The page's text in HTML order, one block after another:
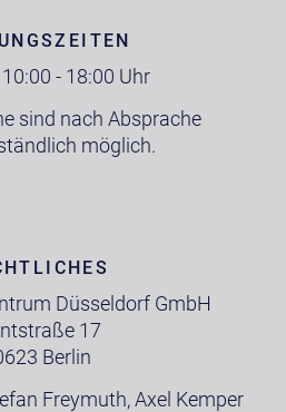
10:00 - 18:00 Uhr
sind nach Absprache
möglich.
Düsseldorf GmbH
17
Berlin
Freymuth, Axel Kemper